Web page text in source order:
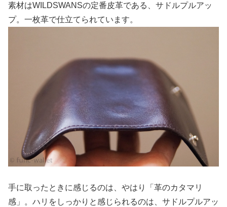
素材はWILDSWANSの定番皮革である、サドルプルアッ
プ。一枚革で仕立てられています。
手に取ったときに感じるのは、やはり「革のカタマリ
感」。ハリをしっかりと感じられるのは、サドルプルアッ